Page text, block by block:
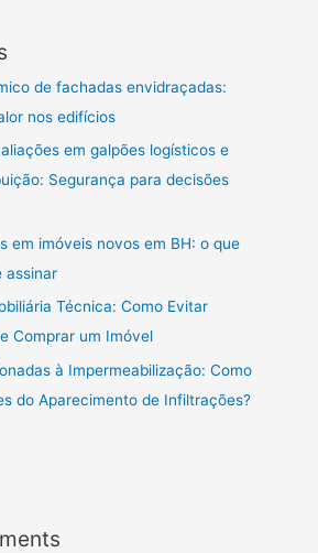
de fachadas envidraçadas:
nos edifícios
em galpões logísticos e
Segurança para decisões
em imóveis novos em BH: o que
assinar
Técnica: Como Evitar
Comprar um Imóvel
à Impermeabilização: Como
do Aparecimento de Infiltrações?